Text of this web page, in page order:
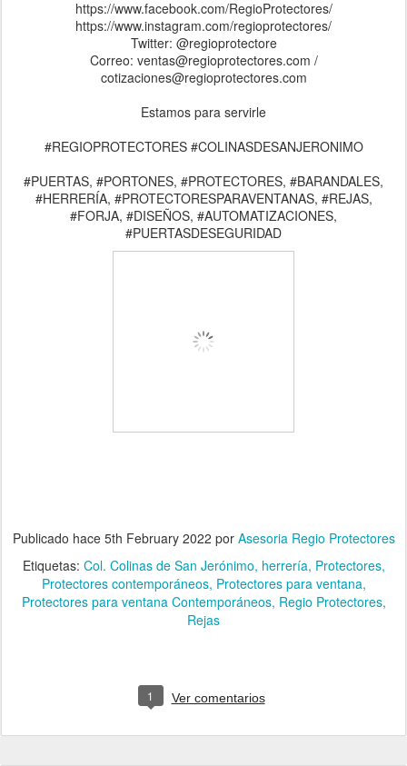
https://www.facebook.com/RegioProtectores/
https://www.instagram.com/regioprotectores/
Twitter: @regioprotectore
Correo: ventas@regioprotectores.com /
cotizaciones@regioprotectores.com
Estamos para servirle
#REGIOPROTECTORES #COLINASDESANJERONIMO
#PUERTAS, #PORTONES, #PROTECTORES, #BARANDALES,
#HERRERÍA, #PROTECTORESPARAVENTANAS, #REJAS,
#FORJA, #DISEÑOS, #AUTOMATIZACIONES,
#PUERTASDESEGURIDAD
Publicado hace 5th February 2022 por Asesoria Regio Protectores
Etiquetas: Col. Colinas de San Jerónimo herrería Protectores
Protectores contemporáneos Protectores para ventana
Protectores para ventana Contemporáneos Regio Protectores
Rejas
1 Ver comentarios